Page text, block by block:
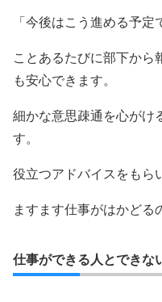
「今後はこう進める予定
ことあるたびに部下から
も安心できます。
細かな意思疎通を心がけ
す。
役立つアドバイスをもら
ますます仕事がはかどる
仕事ができる人とできな